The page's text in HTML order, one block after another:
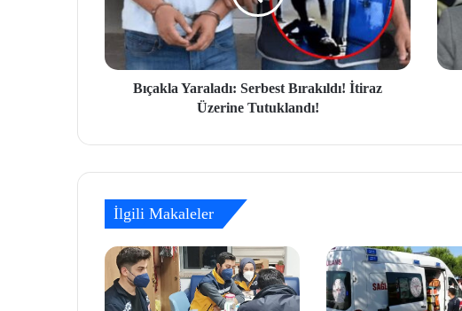
Bıçakla Yaraladı: Serbest Bırakıldı! İtiraz
Üzerine Tutuklandı!
İlgili Makaleler